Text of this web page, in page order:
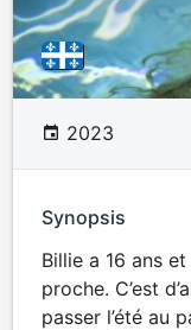
2023
Synopsis
Billie a 16 ans
proche. C’est
passer l’été au